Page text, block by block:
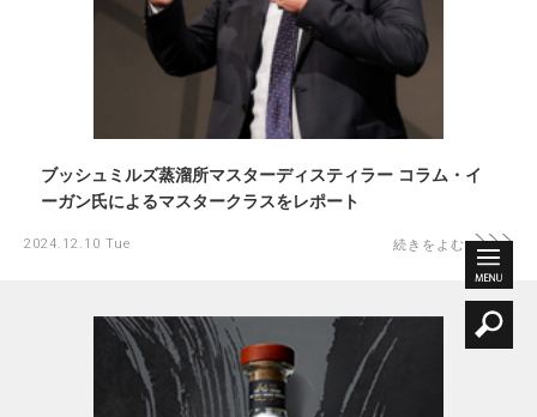
ブッシュミルズ蒸溜所マスターディスティラー コラム・イ
ーガン氏によるマスタークラスをレポート
2024.12.10 Tue 続きをよむ